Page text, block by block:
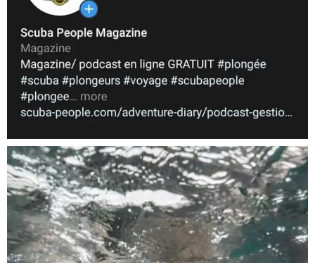
Nov 5
scuba_people_magazine